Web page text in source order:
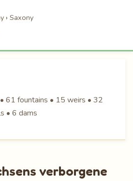
› Saxony
61 fountains • 15 weirs • 32
• 6 dams
verborgene